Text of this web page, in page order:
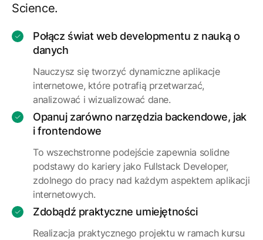
Science.
Połącz świat web developmentu z nauką o
danych
Nauczysz się tworzyć dynamiczne aplikacje
internetowe, które potrafią przetwarzać,
analizować i wizualizować dane.
Opanuj zarówno narzędzia backendowe, jak
i frontendowe
To wszechstronne podejście zapewnia solidne
podstawy do kariery jako Fullstack Developer,
zdolnego do pracy nad każdym aspektem aplikacji
internetowych.
Zdobądź praktyczne umiejętności
Realizacja praktycznego projektu w ramach kursu